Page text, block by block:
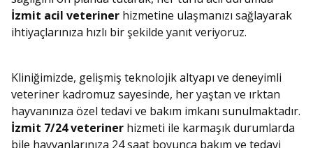
İzmit acil veteriner hizmetine ulaşmanızı sağlayarak
ihtiyaçlarınıza hızlı bir şekilde yanıt veriyoruz.
Kliniğimizde, gelişmiş teknolojik altyapı ve deneyimli
veteriner kadromuz sayesinde, her yaştan ve ırktan
hayvanınıza özel tedavi ve bakım imkanı sunulmaktadır.
İzmit 7/24 veteriner hizmeti ile karmaşık durumlarda
bile hayvanlarınıza 24 saat boyunca bakım ve tedavi